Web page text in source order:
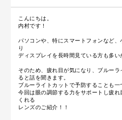
こんにちは。
内村です！
パソコンや、特にスマートフォンなど
り
ディスプレイを長時間見ている方も多い
そのため、疲れ目が気になり、ブルー
ると話を聞きます。
ブルーライトカットで予防することも一
今回は眼の調節する力をサポートし疲
くれる
レンズのご紹介！！